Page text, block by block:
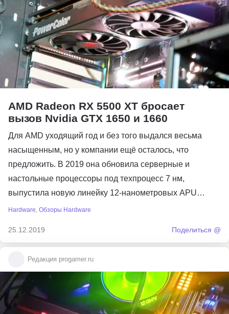
AMD Radeon RX 5500 XT бросает
вызов Nvidia GTX 1650 и 1660
Для AMD уходящий год и без того выдался весьма
насыщенным, но у компании ещё осталось, что
предложить. В 2019 она обновила серверные и
настольные процессоры под техпроцесс 7 нм,
выпустила новую линейку 12-нанометровых APU…
Hardware Обзоры Hardware
25.12.2019 Поделиться @
Редакция progamer.ru